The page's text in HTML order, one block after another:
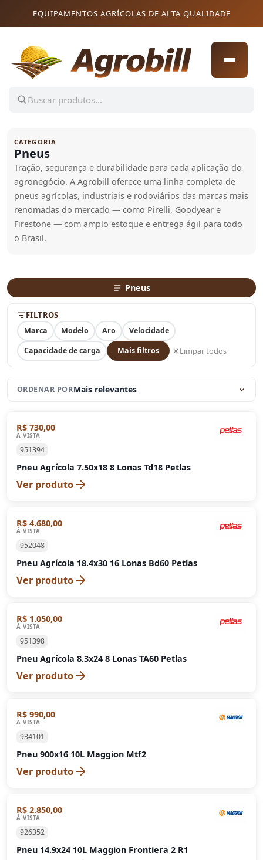
EQUIPAMENTOS AGRÍCOLAS DE ALTA QUALIDADE
CATEGORIA
Pneus
Tração, segurança e durabilidade para cada aplicação do
agronegócio. A Agrobill oferece uma linha completa de
pneus agrícolas, industriais e rodoviários das marcas mais
renomadas do mercado — como Pirelli, Goodyear e
Firestone — com amplo estoque e entrega ágil para todo
o Brasil.
Pneus
FILTROS
Marca Modelo Aro
Velocidade
Capacidade de carga
Mais filtros Limpar todos
ORDENAR PORMais relevantes
R$ 730,00
À VISTA
951394
Pneu Agrícola 7.50x18 8 Lonas Td18 Petlas
Ver produto
R$ 4.680,00
À VISTA
952048
Pneu Agrícola 18.4x30 16 Lonas Bd60 Petlas
Ver produto
R$ 1.050,00
À VISTA
951398
Pneu Agrícola 8.3x24 8 Lonas TA60 Petlas
Ver produto
R$ 990,00
À VISTA
934101
Pneu 900x16 10L Maggion Mtf2
Ver produto
R$ 2.850,00
À VISTA
926352
Pneu 14.9x24 10L Maggion Frontiera 2 R1